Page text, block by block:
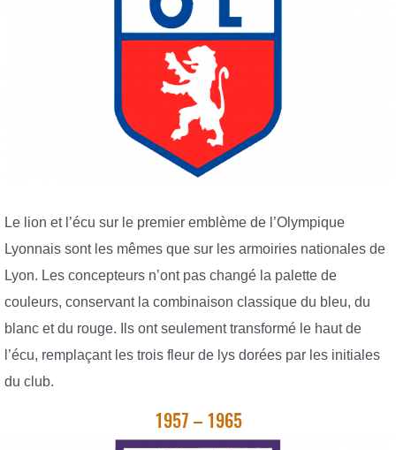
Le lion et l’écu sur le premier emblème de l’Olympique
Lyonnais sont les mêmes que sur les armoiries nationales de
Lyon. Les concepteurs n’ont pas changé la palette de
couleurs, conservant la combinaison classique du bleu, du
blanc et du rouge. Ils ont seulement transformé le haut de
l’écu, remplaçant les trois fleur de lys dorées par les initiales
du club.
1957 – 1965